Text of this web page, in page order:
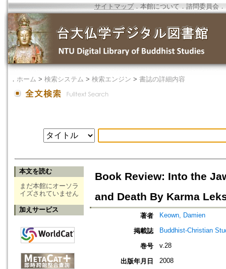
サイトマップ．本館について ． 諮問委員会 ．
． ホーム > 検索システム > 検索エンジン > 書誌の詳細内容
本文を読む
まだ本館にオーソラ
イズされていません
加えサービス
Book Review: Into the
and Death By Karma
著者 Keown, Damien
掲載誌 Buddhist-Christian
巻号 v.28
出版年月日 2008